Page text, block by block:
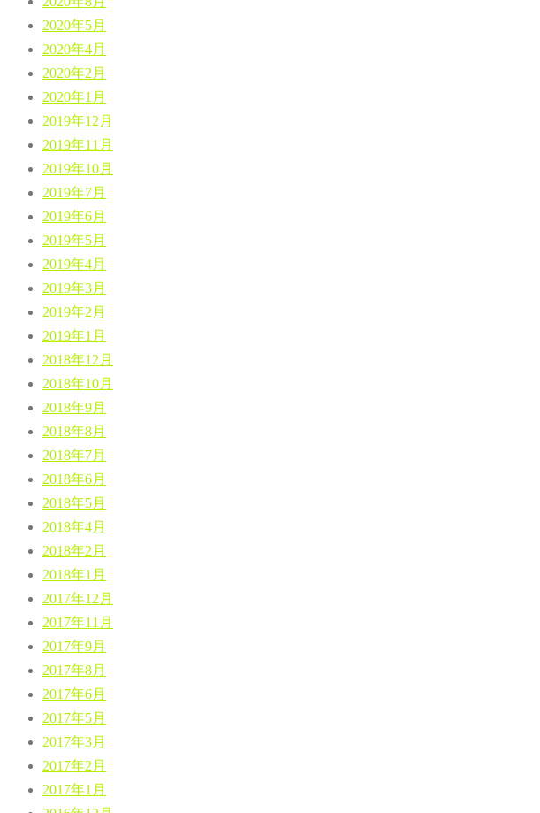
2020年5月
2020年4月
2020年2月
2020年1月
2019年12月
2019年11月
2019年10月
2019年7月
2019年6月
2019年5月
2019年4月
2019年3月
2019年2月
2019年1月
2018年12月
2018年10月
2018年9月
2018年8月
2018年7月
2018年6月
2018年5月
2018年4月
2018年2月
2018年1月
2017年12月
2017年11月
2017年9月
2017年8月
2017年6月
2017年5月
2017年3月
2017年2月
2017年1月